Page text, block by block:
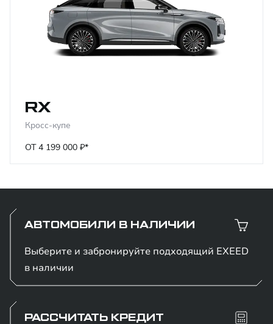
RX
Кросс-купе
ОТ 4 199 000 ₽*
АВТОМОБИЛИ В НАЛИЧИИ
Выберите и забронируйте подходящий EXEED
в наличии
РАССЧИТАТЬ КРЕДИТ